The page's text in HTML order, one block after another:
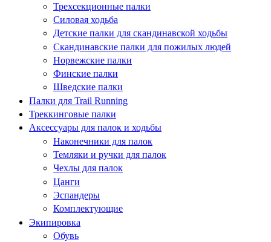
Трехсекционные палки
Силовая ходьба
Детские палки для скандинавской ходьбы
Скандинавские палки для пожилых людей
Норвежские палки
Финские палки
Шведские палки
Палки для Trail Running
Треккинговые палки
Аксессуары для палок и ходьбы
Наконечники для палок
Темляки и ручки для палок
Чехлы для палок
Цанги
Эспандеры
Комплектующие
Экипировка
Обувь